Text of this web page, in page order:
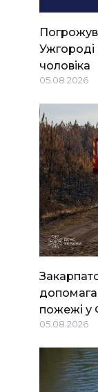
Ужгороді
чоловіка
05.08.2026
пожежі у
05.08.2026